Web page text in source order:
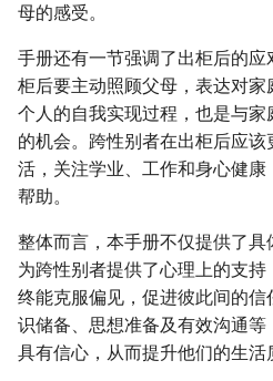
母的感受。
手册还有一节强调了出柜后的
柜后要主动照顾父母，表达对
个人的自我实现过程，也是与
的机会。跨性别者在出柜后应
活，关注学业、工作和身心健
帮助。
整体而言，本手册不仅提供了
为跨性别者提供了心理上的支
终能克服偏见，促进彼此间的
识储备、思想准备及有效沟通
具有信心，从而提升他们的生活